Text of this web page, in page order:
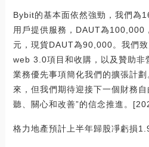
Bybit的基本面依然強勁，我們為
用戶提供服務，DAUT為100,000
元，現貨DAUT為90,000。我們
web 3.0項目和收購，以及贊助非
業務優先事項簡化我們的擴張計
來，但我們期待迎接下一個財務
聽、關心和改善”的信念推進。
格力地產預計上半年歸股凈虧損